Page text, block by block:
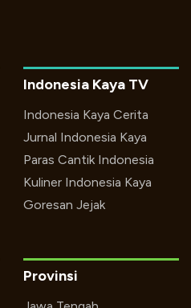
Indonesia Kaya TV
Indonesia Kaya Cerita
Jurnal Indonesia Kaya
Paras Cantik Indonesia
Kuliner Indonesia Kaya
Goresan Jejak
Provinsi